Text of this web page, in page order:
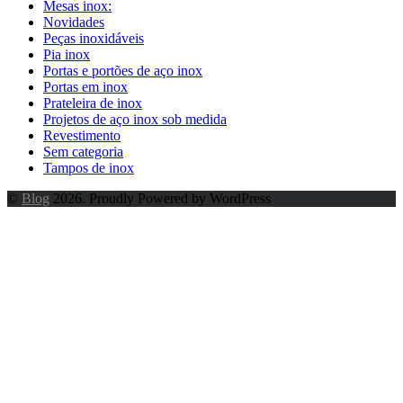
Mesas inox:
Novidades
Peças inoxidáveis
Pia inox
Portas e portões de aço inox
Portas em inox
Prateleira de inox
Projetos de aço inox sob medida
Revestimento
Sem categoria
Tampos de inox
© Blog 2026. Proudly Powered by WordPress